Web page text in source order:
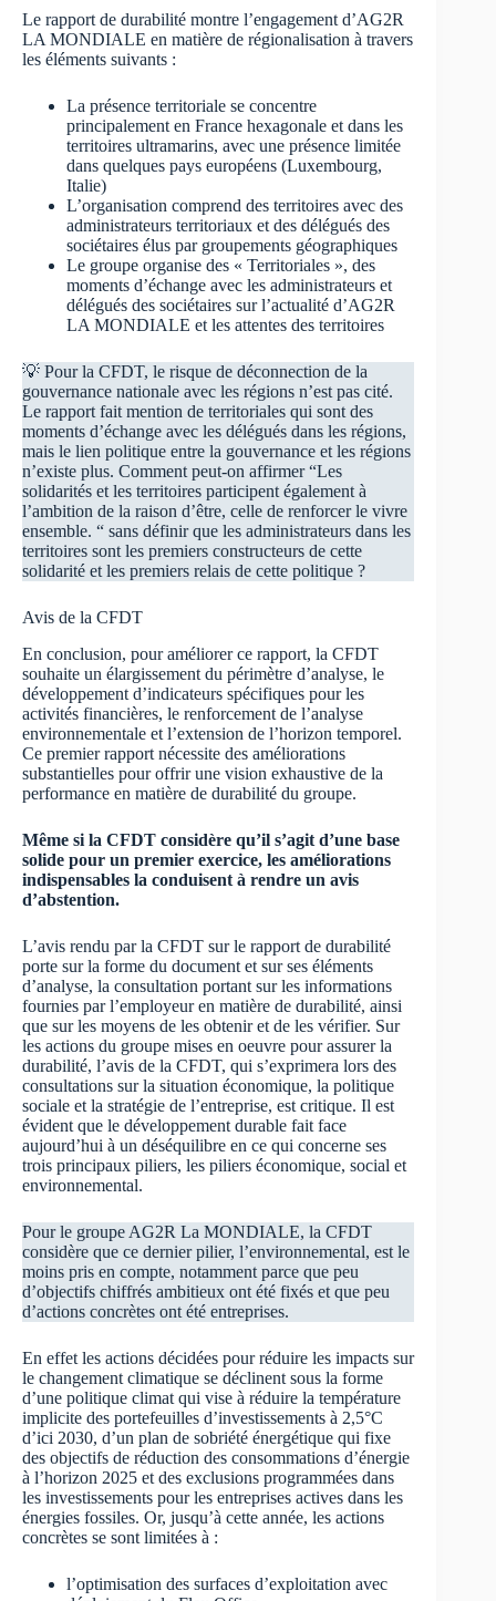
Le rapport de durabilité montre l’engagement d’AG2R
LA MONDIALE en matière de régionalisation à travers
les éléments suivants :
La présence territoriale se concentre
principalement en France hexagonale et dans les
territoires ultramarins, avec une présence limitée
dans quelques pays européens (Luxembourg,
Italie)
L’organisation comprend des territoires avec des
administrateurs territoriaux et des délégués des
sociétaires élus par groupements géographiques
Le groupe organise des « Territoriales », des
moments d’échange avec les administrateurs et
délégués des sociétaires sur l’actualité d’AG2R
LA MONDIALE et les attentes des territoires
💡 Pour la CFDT, le risque de déconnection de la
gouvernance nationale avec les régions n’est pas cité.
Le rapport fait mention de territoriales qui sont des
moments d’échange avec les délégués dans les régions,
mais le lien politique entre la gouvernance et les régions
n’existe plus. Comment peut-on affirmer “Les
solidarités et les territoires participent également à
l’ambition de la raison d’être, celle de renforcer le vivre
ensemble. “ sans définir que les administrateurs dans les
territoires sont les premiers constructeurs de cette
solidarité et les premiers relais de cette politique ?
Avis de la CFDT
En conclusion, pour améliorer ce rapport, la CFDT
souhaite un élargissement du périmètre d’analyse, le
développement d’indicateurs spécifiques pour les
activités financières, le renforcement de l’analyse
environnementale et l’extension de l’horizon temporel.
Ce premier rapport nécessite des améliorations
substantielles pour offrir une vision exhaustive de la
performance en matière de durabilité du groupe.
Même si la CFDT considère qu’il s’agit d’une base
solide pour un premier exercice, les améliorations
indispensables la conduisent à rendre un avis
d’abstention.
L’avis rendu par la CFDT sur le rapport de durabilité
porte sur la forme du document et sur ses éléments
d’analyse, la consultation portant sur les informations
fournies par l’employeur en matière de durabilité, ainsi
que sur les moyens de les obtenir et de les vérifier. Sur
les actions du groupe mises en oeuvre pour assurer la
durabilité, l’avis de la CFDT, qui s’exprimera lors des
consultations sur la situation économique, la politique
sociale et la stratégie de l’entreprise, est critique. Il est
évident que le développement durable fait face
aujourd’hui à un déséquilibre en ce qui concerne ses
trois principaux piliers, les piliers économique, social et
environnemental.
Pour le groupe AG2R La MONDIALE, la CFDT
considère que ce dernier pilier, l’environnemental, est le
moins pris en compte, notamment parce que peu
d’objectifs chiffrés ambitieux ont été fixés et que peu
d’actions concrètes ont été entreprises.
En effet les actions décidées pour réduire les impacts sur
le changement climatique se déclinent sous la forme
d’une politique climat qui vise à réduire la température
implicite des portefeuilles d’investissements à 2,5°C
d’ici 2030, d’un plan de sobriété énergétique qui fixe
des objectifs de réduction des consommations d’énergie
à l’horizon 2025 et des exclusions programmées dans
les investissements pour les entreprises actives dans les
énergies fossiles. Or, jusqu’à cette année, les actions
concrètes se sont limitées à :
l’optimisation des surfaces d’exploitation avec